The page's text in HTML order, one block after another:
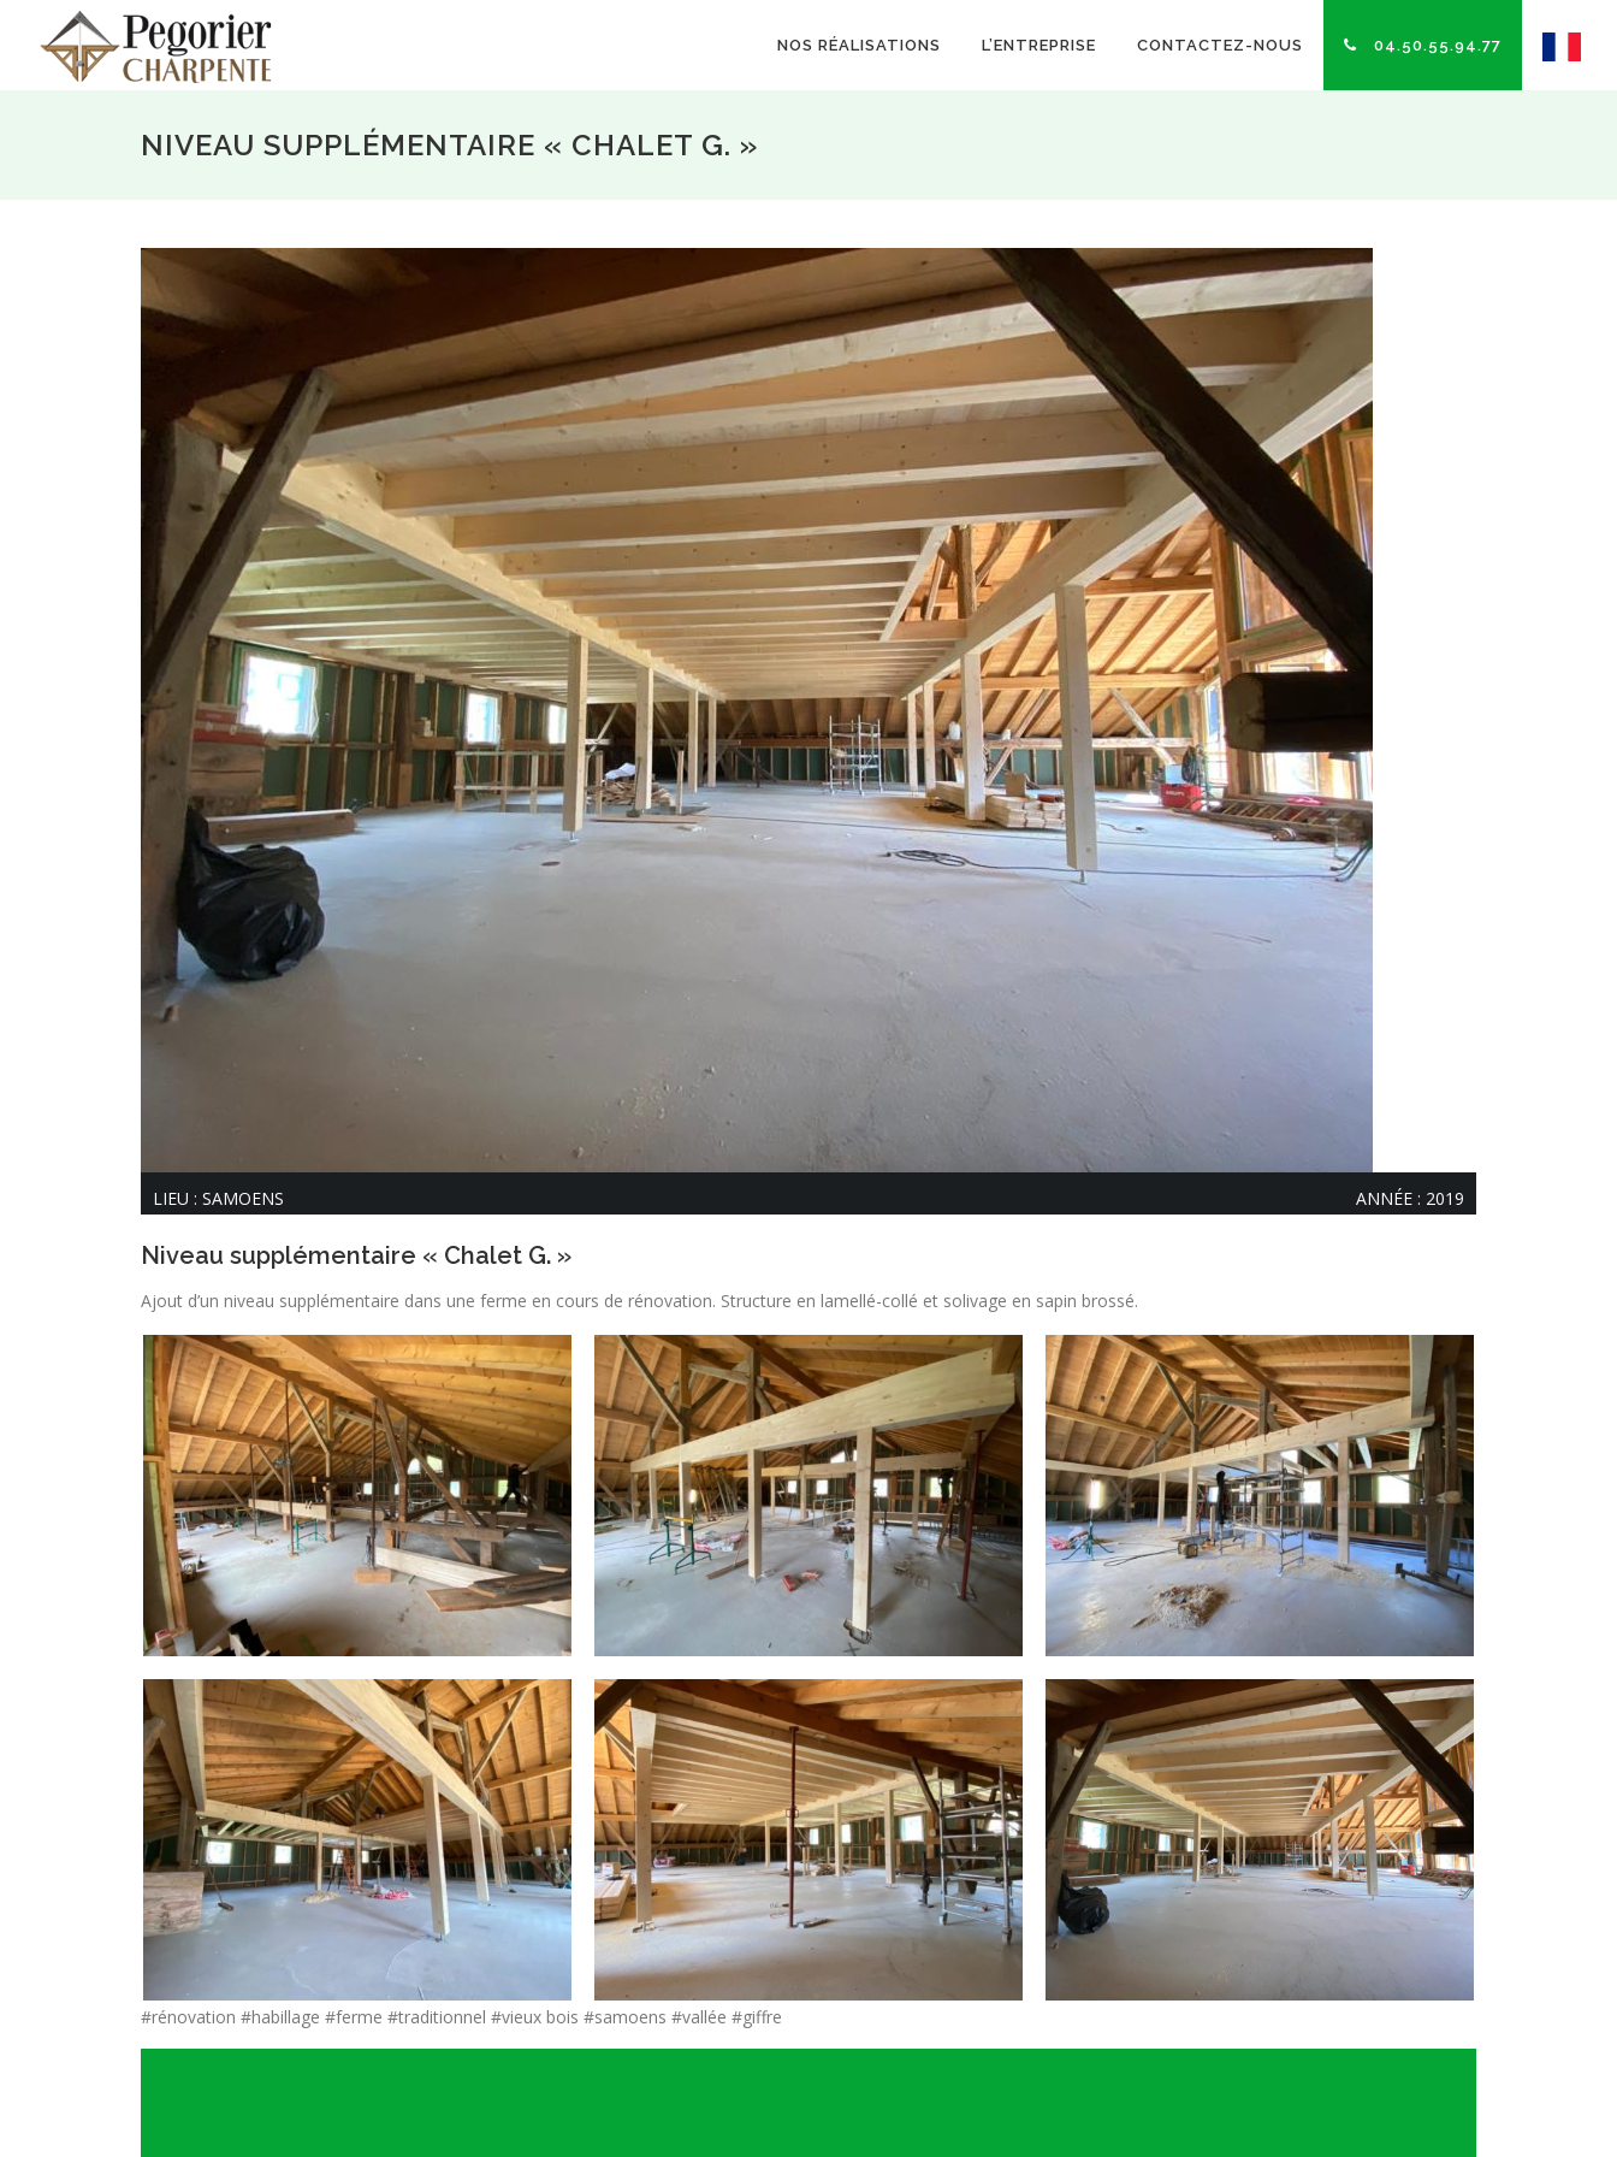
contenu
NOS RÉALISATIONS L’ENTREPRISE CONTACTEZ-NOUS 04.50.55.94.77
NIVEAU SUPPLÉMENTAIRE « CHALET G. »
LIEU : SAMOENS ANNÉE : 2019
Niveau supplémentaire « Chalet G. »
Ajout d’un niveau supplémentaire dans une ferme en cours de rénovation. Structure en lamellé-collé et solivage en sapin brossé.
#rénovation #habillage #ferme #traditionnel #vieux bois #samoens #vallée #giffre